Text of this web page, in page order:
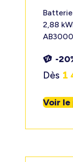
2,88
-
Dès 1
Voir